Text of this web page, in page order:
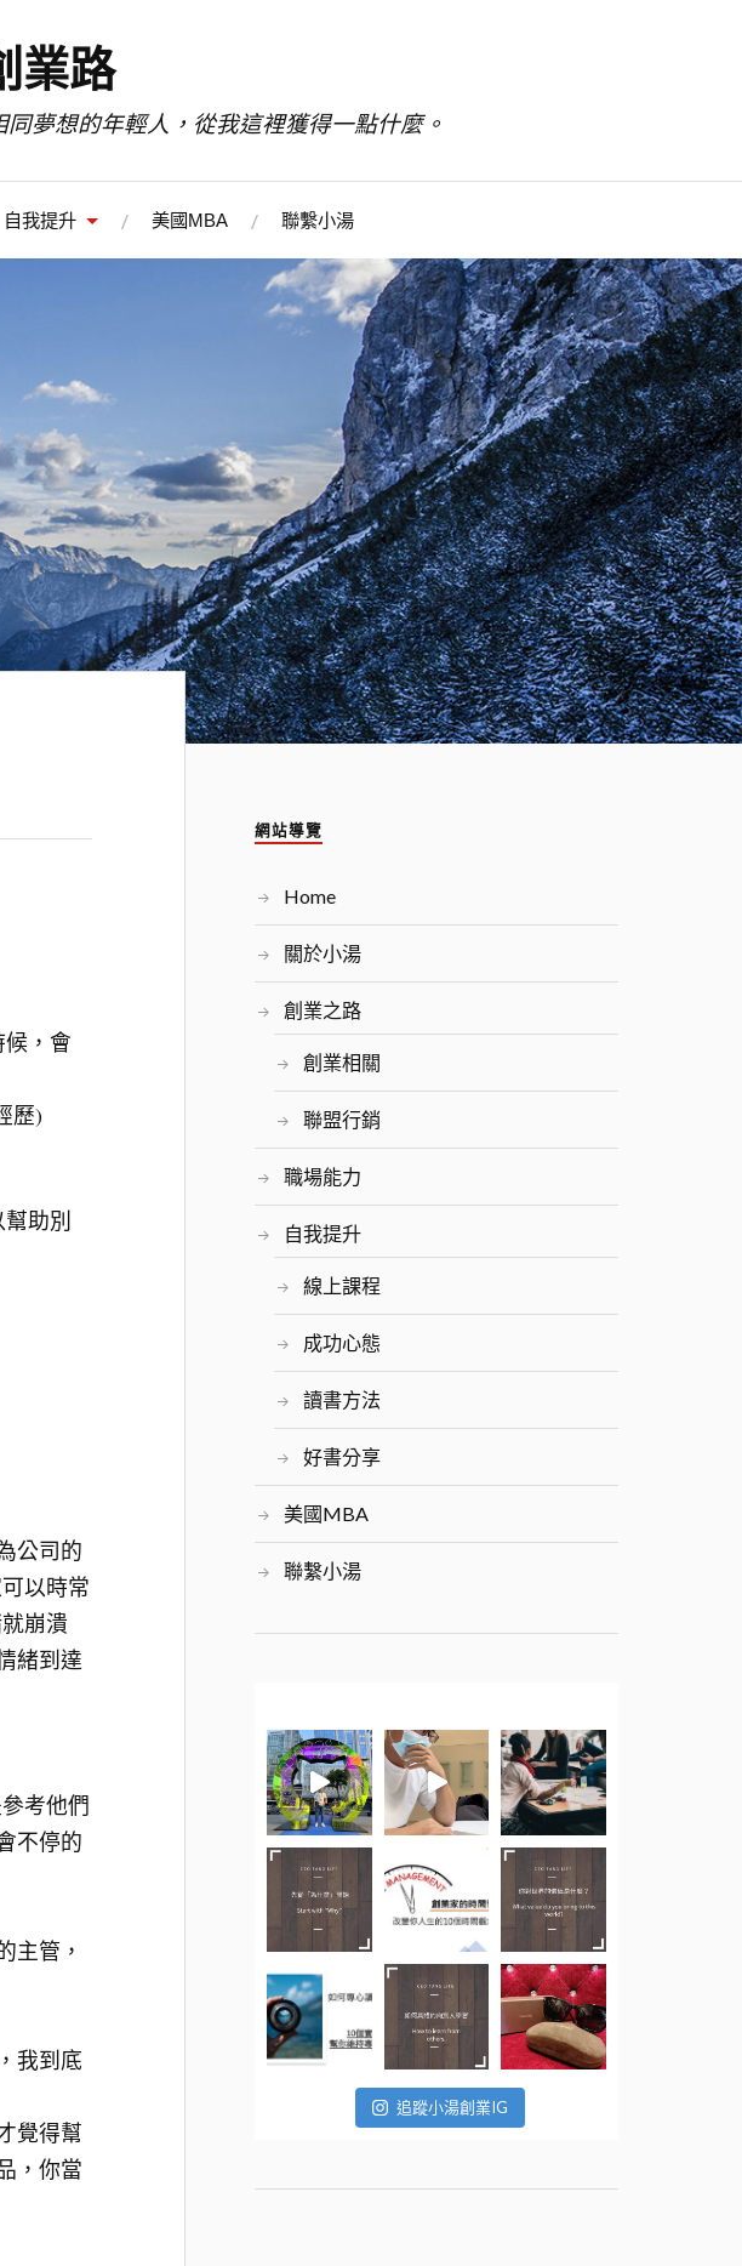
業路
夢想的年輕人，從我這裡獲得一點什麼。
自我提升 美國MBA 聯繫小湯
，會
歷)
助別
」
公司的
以時常
崩潰
緒到達
考他們
不停的
主管，
我到底
覺得幫
，你當
網站導覽
Home
關於小湯
創業之路
創業相關
聯盟行銷
職場能力
自我提升
線上課程
成功心態
讀書方法
好書分享
美國MBA
聯繫小湯
追蹤小湯創業IG